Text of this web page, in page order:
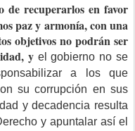
de recuperarlos en favor
paz y armonía, con una
objetivos no podrán ser
y el gobierno no se
a los que
su corrupción en sus
y decadencia resulta
y apuntalar así el